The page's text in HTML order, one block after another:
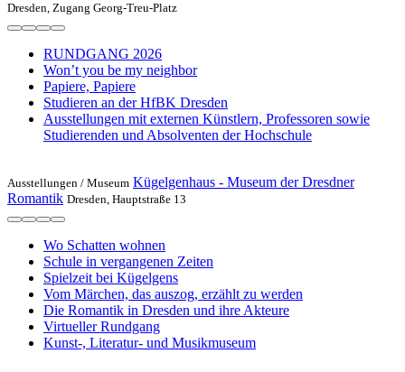
Dresden, Zugang Georg-Treu-Platz
RUNDGANG 2026
Won’t you be my neighbor
Papiere, Papiere
Studieren an der HfBK Dresden
Ausstellungen mit externen Künstlern, Professoren sowie
Studierenden und Absolventen der Hochschule
Ausstellungen / Museum Kügelgenhaus - Museum der Dresdner
Romantik Dresden, Hauptstraße 13
Wo Schatten wohnen
Schule in vergangenen Zeiten
Spielzeit bei Kügelgens
Vom Märchen, das auszog, erzählt zu werden
Die Romantik in Dresden und ihre Akteure
Virtueller Rundgang
Kunst-, Literatur- und Musikmuseum